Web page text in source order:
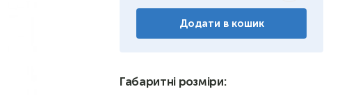
Додати в кошик
Габаритні розміри: